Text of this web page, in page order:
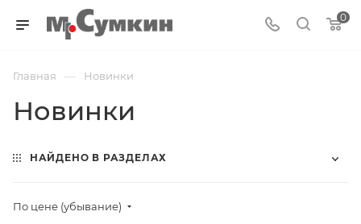
0
Главная — Новинки
Новинки
НАЙДЕНО В РАЗДЕЛАХ
По цене (убывание)